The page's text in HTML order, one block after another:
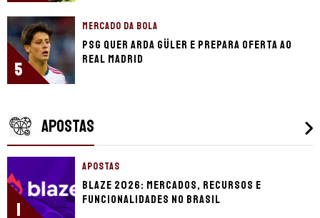
5
MERCADO DA BOLA
PSG quer Arda Güler e prepara oferta ao
Real Madrid
APOSTAS
1
APOSTAS
Blaze 2026: mercados, recursos e
funcionalidades no Brasil